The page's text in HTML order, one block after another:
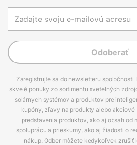
Odoberať
Zaregistrujte sa do newsletteru spoločnosti
skvelé ponuky zo sortimentu svetelných
solárnych systémov a produktov pre
kupóny, zľavy na produkty alebo akciové
predstavenia produktov, ako aj obsah od
spoluprácu a prieskumy, ako aj žiadosti o
nákup. Odber môžete kedykoľvek zrušiť